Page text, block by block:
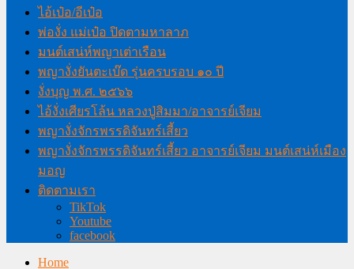
ไอ้เป๋อ/อีเป๋อ
พ่องั่ง แม่เป๋อ ปิดตามหาลาภ
มนต์เสน่ห์พญาเต่าเรือน
พญางั่งยันตะเบ๊ด รุ่นครบรอบ ๑๐ ปี
งั่งบุญ พ.ศ. ๒๕๖๖
ไอ้งั่งเศียรโล้น หลวงปู่สิมมา/อาจารย์เจียม
พญางั่งจักรพรรดิจันทร์เสี้ยว
พญางั่งจักรพรรดิจันทร์เสี้ยว อาจารย์เจียม มนต์เสน่ห์เมือง
มอญ
ติดตามเรา
TikTok
Youtube
facebook
Home